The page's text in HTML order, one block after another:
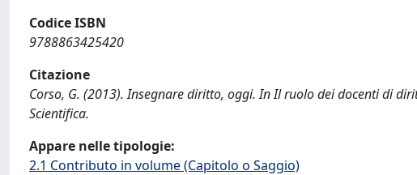
Codice ISBN
9788863425420
Citazione
Corso, G. (2013). Insegnare diritto, oggi. In Il ruolo dei docenti di
Scientifica.
Appare nelle tipologie:
2.1 Contributo in volume (Capitolo o Saggio)